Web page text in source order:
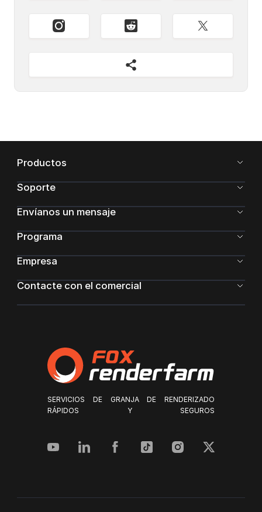
SERVICIOS DE GRANJA DE RENDERIZADO
RÁPIDOS Y SEGUROS
Productos
Soporte
Envíanos un mensaje
Programa
Empresa
Contacte con el comercial